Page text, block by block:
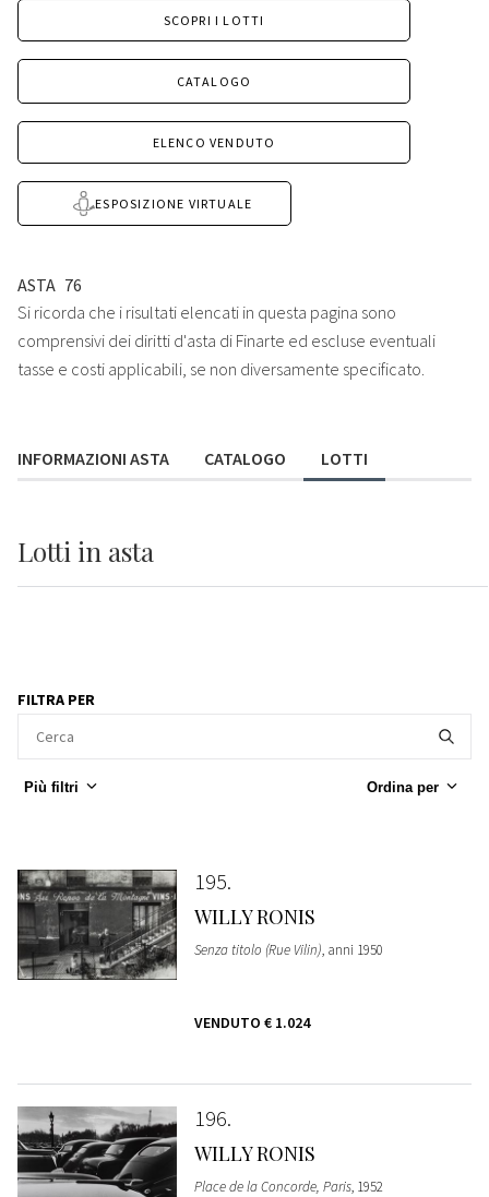
SCOPRI I LOTTI
CATALOGO
ELENCO VENDUTO
ESPOSIZIONE VIRTUALE
ASTA 76
Si ricorda che i risultati elencati in questa pagina sono
comprensivi dei diritti d'asta di Finarte ed escluse eventuali
tasse e costi applicabili, se non diversamente specificato.
INFORMAZIONI ASTA CATALOGO LOTTI
Lotti in asta
FILTRA PER
Più filtri Ordina per
195
WILLY RONIS
Senza titolo (Rue Vilin), anni 1950
VENDUTO € 1.024
196
WILLY RONIS
Place de la Concorde, Paris, 1952